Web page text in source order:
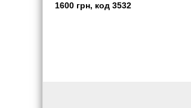
1600 грн, код 3532